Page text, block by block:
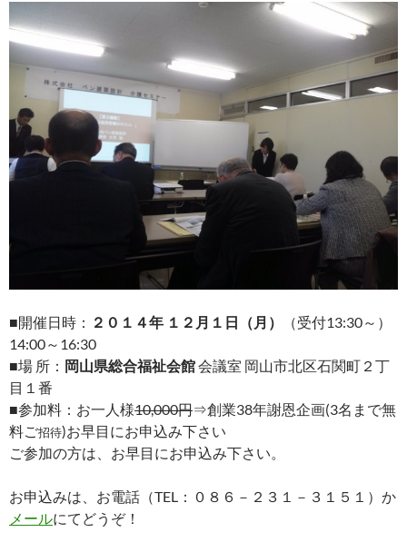
■開催日時： ２０１４年 １２月１日（月）
（受付13:30～）
14:00～16:30
■場 所： 岡山県総合福祉会館会議室 岡山市北区石関町２丁
目１番
■参加料：お一人様10,000円⇒創業38年謝恩企画(3名まで無
料ご招待)お早目にお申込み下さい
ご参加の方は、お早目にお申込み下さい。
お申込みは、お電話（TEL：０８６－２３１－３１５１）か
メールにてどうぞ！